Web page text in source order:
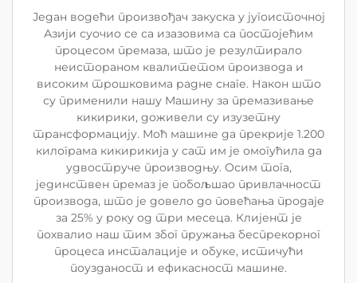
Један водећи произвођач закуска у југоисточној
Азији суочио се са изазовима са постојећим
процесом премаза, што је резултирало
неистораном квалитетом производа и
високим трошковима радне снаге. Након што
су применили нашу Машину за премазивање
кикирики, доживели су изузетну
трансформацију. Моћ машине да прекрије 1.200
килограма кикирикија у сат им је омогућила да
удвоструче производњу. Осим тога,
јединствен премаз је побољшао привлачност
производа, што је довело до повећања продаје
за 25% у року од три месеца. Клијент је
похвалио наш тим због пружања беспрекорног
процеса инсталације и обуке, истичући
поузданост и ефикасност машине.